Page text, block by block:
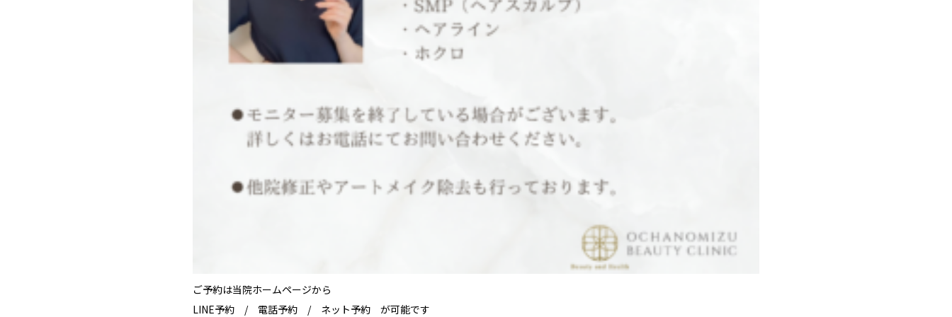
ご予約は当院ホームページから
LINE予約 / 電話予約 / ネット予約 が可能です